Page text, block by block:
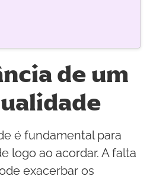
de um
é fundamental para
logo ao acordar. A falta
exacerbar os